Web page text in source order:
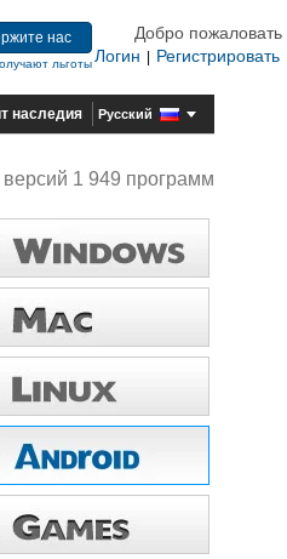
нас
льготы
Добро пожаловать
Логин
Регистрировать
наследия Русский
версий 1 949 программ